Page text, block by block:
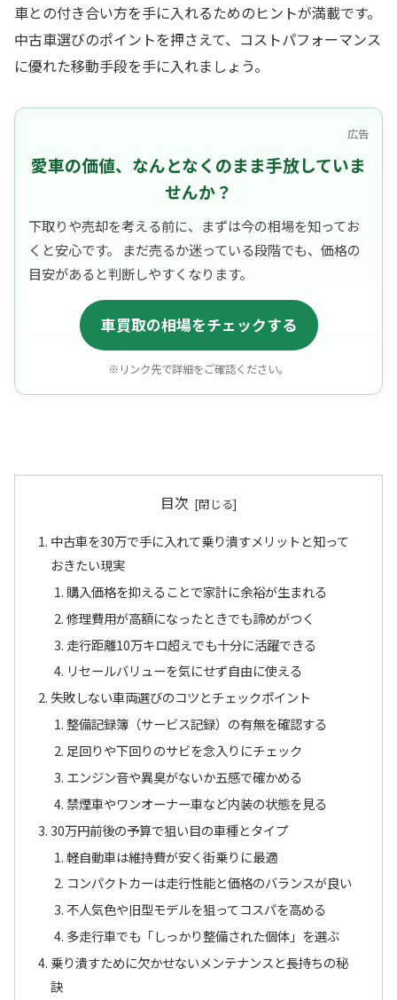
車との付き合い方を手に入れるためのヒントが満載です。
中古車選びのポイントを押さえて、コストパフォーマンス
に優れた移動手段を手に入れましょう。
広告
愛車の価値、なんとなくのまま手放していま
せんか？
下取りや売却を考える前に、まずは今の相場を知ってお
くと安心です。 まだ売るか迷っている段階でも、価格の
目安があると判断しやすくなります。
車買取の相場をチェックする
※リンク先で詳細をご確認ください。
目次
中古車を30万で手に入れて乗り潰すメリットと知って
おきたい現実
購入価格を抑えることで家計に余裕が生まれる
修理費用が高額になったときでも諦めがつく
走行距離10万キロ超えでも十分に活躍できる
リセールバリューを気にせず自由に使える
失敗しない車両選びのコツとチェックポイント
整備記録簿（サービス記録）の有無を確認する
足回りや下回りのサビを念入りにチェック
エンジン音や異臭がないか五感で確かめる
禁煙車やワンオーナー車など内装の状態を見る
30万円前後の予算で狙い目の車種とタイプ
軽自動車は維持費が安く街乗りに最適
コンパクトカーは走行性能と価格のバランスが良い
不人気色や旧型モデルを狙ってコスパを高める
多走行車でも「しっかり整備された個体」を選ぶ
乗り潰すために欠かせないメンテナンスと長持ちの秘
訣